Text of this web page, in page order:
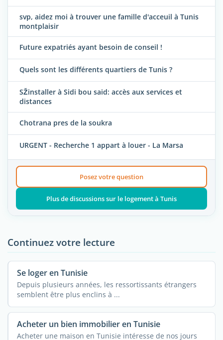
svp, aidez moi à trouver une famille d'acceuil à Tunis
montplaisir
Future expatriés ayant besoin de conseil !
Quels sont les différents quartiers de Tunis ?
SŽinstaller à Sidi bou said: accès aux services et
distances
Chotrana pres de la soukra
URGENT - Recherche 1 appart à louer - La Marsa
Posez votre question
Plus de discussions sur le logement à Tunis
Continuez votre lecture
Se loger en Tunisie
Depuis plusieurs années, les ressortissants étrangers
semblent être plus enclins à ...
Acheter un bien immobilier en Tunisie
Acheter une maison en Tunisie intéresse de nos jours